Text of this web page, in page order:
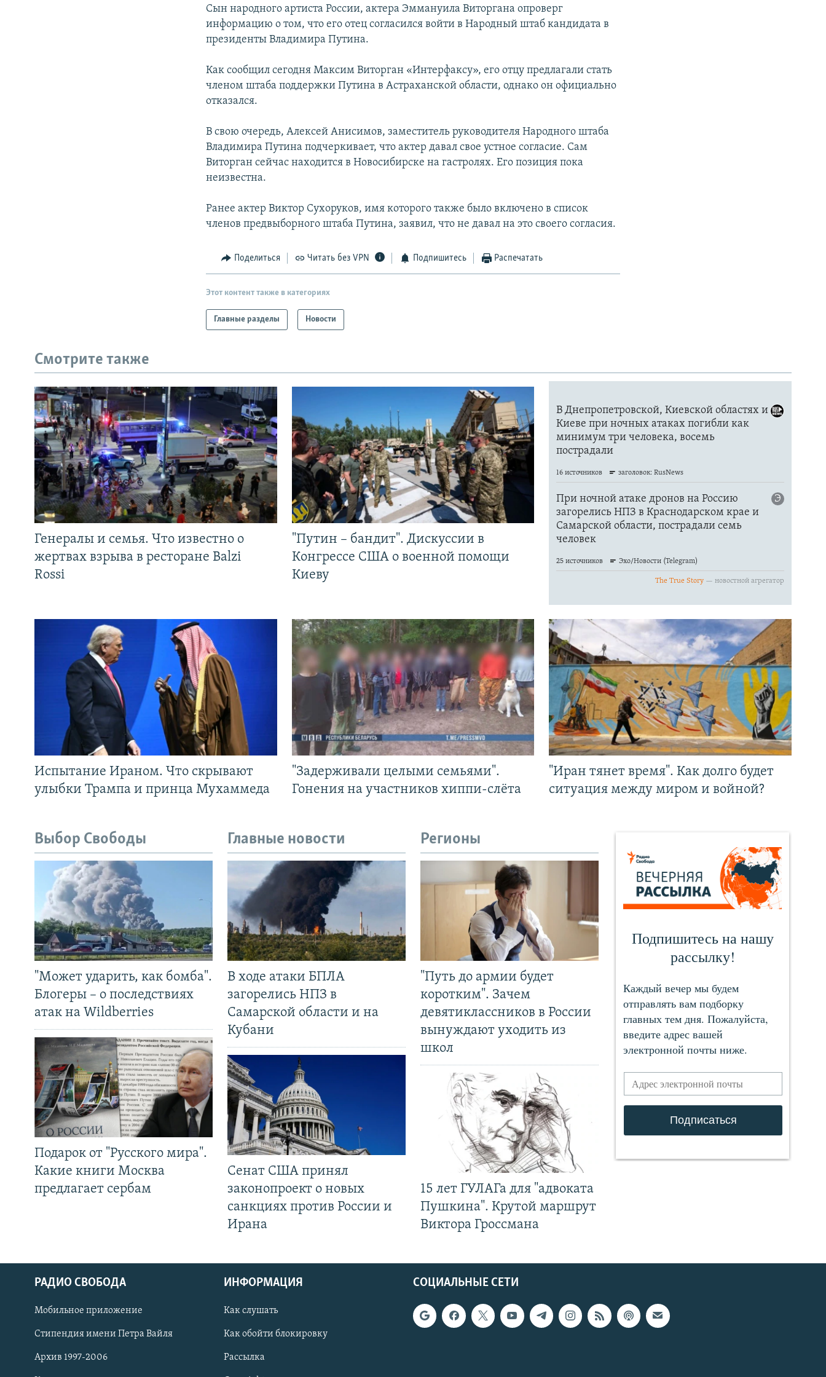
СОЦИАЛЬНЫЕ СЕТИ
Сын народного артиста России, актера Эммануила Виторгана опроверг
информацию о том, что его отец согласился войти в Народный штаб кандидата в
президенты Владимира Путина.
Как сообщил сегодня Максим Виторган «Интерфаксу», его отцу предлагали стать
членом штаба поддержки Путина в Астраханской области, однако он официально
отказался.
В свою очередь, Алексей Анисимов, заместитель руководителя Народного штаба
Владимира Путина подчеркивает, что актер давал свое устное согласие. Сам
Виторган сейчас находится в Новосибирске на гастролях. Его позиция пока
неизвестна.
Ранее актер Виктор Сухоруков, имя которого также было включено в список
членов предвыборного штаба Путина, заявил, что не давал на это своего согласия.
Поделиться Читать без VPN Подпишитесь Распечатать
Этот контент также в категориях
Главные разделы Новости
Смотрите также
Генералы и семья. Что известно о
жертвах взрыва в ресторане Balzi
Rossi
"Путин – бандит". Дискуссии в
Конгрессе США о военной помощи
Киеву
Испытание Ираном. Что скрывают
улыбки Трампа и принца Мухаммеда
"Задерживали целыми семьями".
Гонения на участников хиппи-слёта
"Иран тянет время". Как долго будет
ситуация между миром и войной?
Выбор Свободы
"Может ударить, как бомба".
Блогеры – о последствиях
атак на Wildberries
Подарок от "Русского мира".
Какие книги Москва
предлагает сербам
Главные новости
В ходе атаки БПЛА
загорелись НПЗ в
Самарской области и на
Кубани
Сенат США принял
законопроект о новых
санкциях против России и
Ирана
Регионы
"Путь до армии будет
коротким". Зачем
девятиклассников в России
вынуждают уходить из
школ
15 лет ГУЛАГа для "адвоката
Пушкина". Крутой маршрут
Виктора Гроссмана
СОЦИАЛЬНЫЕ СЕТИ
РАДИО СВОБОДА
Мобильное приложение
Стипендия имени Петра Вайля
Архив 1997-2006
ИНФОРМАЦИЯ
Как слушать
Как обойти блокировку
Рассылка